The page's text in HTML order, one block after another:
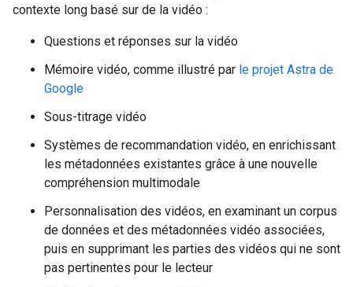
contexte long basé sur de la vidéo :
Questions et réponses sur la vidéo
Mémoire vidéo, comme illustré par le projet Astra de
Google
Sous-titrage vidéo
Systèmes de recommandation vidéo, en enrichissant
les métadonnées existantes grâce à une nouvelle
compréhension multimodale
Personnalisation des vidéos, en examinant un corpus
de données et des métadonnées vidéo associées,
puis en supprimant les parties des vidéos qui ne sont
pas pertinentes pour le lecteur